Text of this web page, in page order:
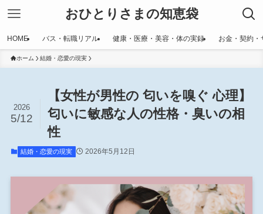
おひとりさまの知恵袋
HOME バス・転職リアル 健康・医療・美容・体の実録 お金・契約
ホーム 結婚・恋愛の現実
【女性が男性の 匂いを嗅ぐ 心理】
匂いに敏感な人の性格・臭いの相
性
2026
5/12
結婚・恋愛の現実 2026年5月12日